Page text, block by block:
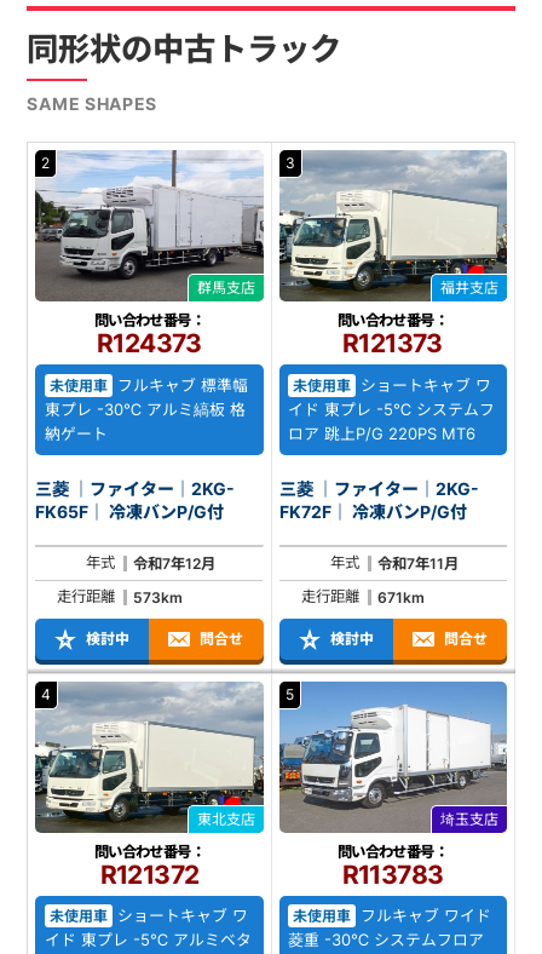
同形状の中古トラック
SAME SHAPES
2
群馬支店
問い合わせ番号：
R124373
未使用車
フルキャブ 標準幅
東プレ -30℃ アルミ縞板 格
納ゲート
三菱 ｜ファイター｜2KG-
FK65F｜ 冷凍バンP/G付
年式
令和7年12月
走行距離
573km
検討中 問合せ
3
福井支店
問い合わせ番号：
R121373
未使用車 ショートキャブ ワ
イド 東プレ -5℃ システムフ
ロア 跳上P/G 220PS MT6
三菱 ｜ファイター｜2KG-
FK72F｜ 冷凍バンP/G付
年式
令和7年11月
走行距離
671km
検討中 問合せ
4
東北支店
問い合わせ番号：
R121372
未使用車
ショートキャブ ワ
イド 東プレ -5℃ アルミベタ
5
埼玉支店
問い合わせ番号：
R113783
未使用車 フルキャブ ワイド
菱重 -30℃ システムフロア